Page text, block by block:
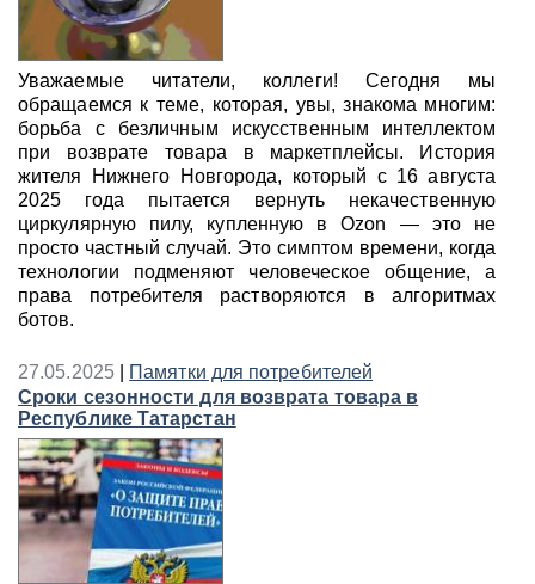
Уважаемые читатели, коллеги! Сегодня мы
обращаемся к теме, которая, увы, знакома многим:
борьба с безличным искусственным интеллектом
при возврате товара в маркетплейсы. История
жителя Нижнего Новгорода, который с 16 августа
2025 года пытается вернуть некачественную
циркулярную пилу, купленную в Ozon — это не
просто частный случай. Это симптом времени, когда
технологии подменяют человеческое общение, а
права потребителя растворяются в алгоритмах
ботов.
27.05.2025|
Памятки для потребителей
Сроки сезонности для возврата товара в
Республике Татарстан